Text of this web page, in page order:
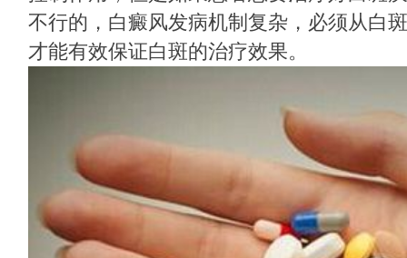
不行的，白癜风发病机制复杂，必须从白
才能有效保证白斑的治疗效果。